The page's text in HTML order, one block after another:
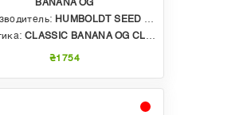
BANANA OG
HUMBOLDT SEED COMPANY
CLASSIC BANANA OG CLONE X BANANA OG S1 #21 X BANANA OG BX3
₴1754